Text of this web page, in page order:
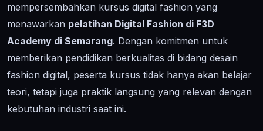
mempersembahkan kursus digital fashion yang
menawarkan pelatihan Digital Fashion di F3D
Academy di Semarang. Dengan komitmen untuk
memberikan pendidikan berkualitas di bidang desain
fashion digital, peserta kursus tidak hanya akan belajar
teori, tetapi juga praktik langsung yang relevan dengan
kebutuhan industri saat ini.